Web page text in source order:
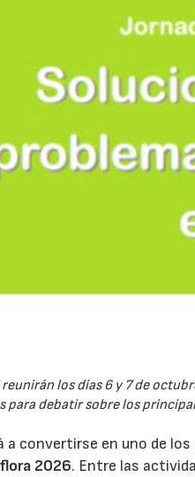
reunirán los días 6 y 7 de
para debatir sobre los
a convertirse en uno de
2026. Entre las